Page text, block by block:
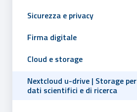
Sicurezza e privacy
Firma digitale
Cloud e storage
Nextcloud u-drive | Storage per
dati scientifici e di ricerca